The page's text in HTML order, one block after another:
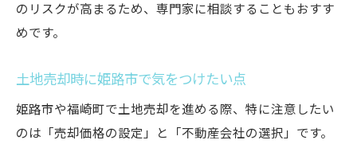
知って得する姫路市の土地売却の流れ
姫路市土地売却の査定から引き渡しの手順
のリスクが高まるため、専門家に相談することもおすす
めです。
土地売却時に姫路市で気をつけたい点
姫路市や福崎町で土地売却を進める際、特に注意したい
のは「売却価格の設定」と「不動産会社の選択」です。